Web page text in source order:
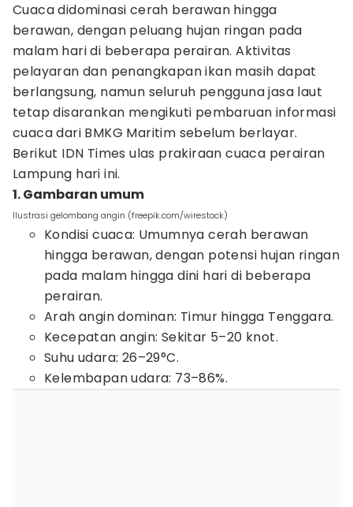
Cuaca didominasi cerah berawan hingga
berawan, dengan peluang hujan ringan pada
malam hari di beberapa perairan. Aktivitas
pelayaran dan penangkapan ikan masih dapat
berlangsung, namun seluruh pengguna jasa laut
tetap disarankan mengikuti pembaruan informasi
cuaca dari BMKG Maritim sebelum berlayar.
Berikut IDN Times ulas prakiraan cuaca perairan
Lampung hari ini.
1. Gambaran umum
Ilustrasi gelombang angin (freepik.com/wirestock)
Kondisi cuaca: Umumnya cerah berawan
hingga berawan, dengan potensi hujan ringan
pada malam hingga dini hari di beberapa
perairan.
Arah angin dominan: Timur hingga Tenggara.
Kecepatan angin: Sekitar 5–20 knot.
Suhu udara: 26–29°C.
Kelembapan udara: 73–86%.